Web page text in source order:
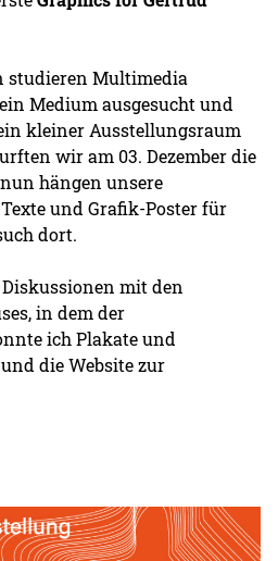
studieren Multimedia
Medium ausgesucht und
kleiner Ausstellungsraum
wir am 03. Dezember die
hängen unsere
und Grafik-Poster für
dort.
mit den
in dem der
ich Plakate und
die Website zur